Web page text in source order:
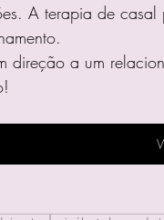
A terapia de
direção a um